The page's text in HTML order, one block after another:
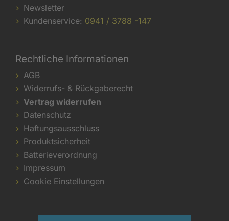
Newsletter
Kundenservice: 0941 / 3788 -147
Rechtliche Informationen
AGB
Widerrufs- & Rückgaberecht
Vertrag widerrufen
Datenschutz
Haftungsausschluss
Produktsicherheit
Batterieverordnung
Impressum
Cookie Einstellungen